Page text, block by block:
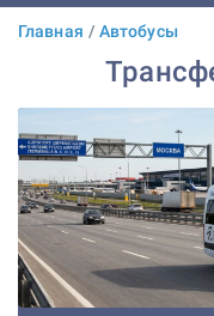
Главная / Автобусы